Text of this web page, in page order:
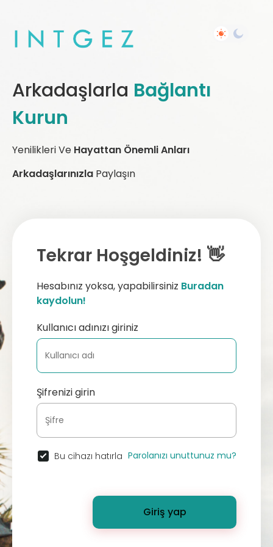
Arkadaşlarla Bağlantı
Kurun
Yenilikleri Ve Hayattan Önemli Anları
Arkadaşlarınızla Paylaşın
Tekrar Hoşgeldiniz! 👋
Hesabınız yoksa, yapabilirsiniz Buradan
kaydolun!
Kullanıcı adınızı giriniz
Şifrenizi girin
Bu cihazı hatırla Parolanızı unuttunuz mu?
Giriş yap